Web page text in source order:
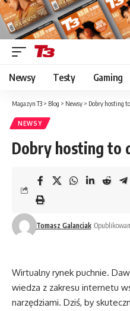
Newsy Testy Gaming
Magazyn T3 > Blog > Newsy > Dobry hosting
NEWSY
Dobry hosting to
Tomasz Galanciak
Wirtualny rynek puchnie.
wiedza z zakresu internetu
narzędziami. Dziś, by